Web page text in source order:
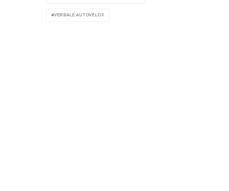
VERBALE AUTOVELOX